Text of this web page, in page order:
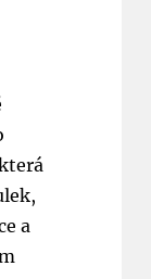
a